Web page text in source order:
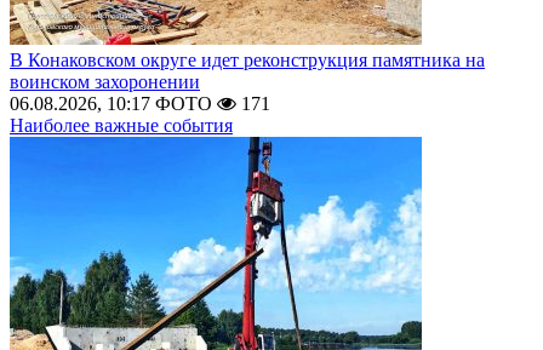
В Конаковском округе идет реконструкция памятника на
воинском захоронении
06.08.2026, 10:17 ФОТО
171
Наиболее важные события